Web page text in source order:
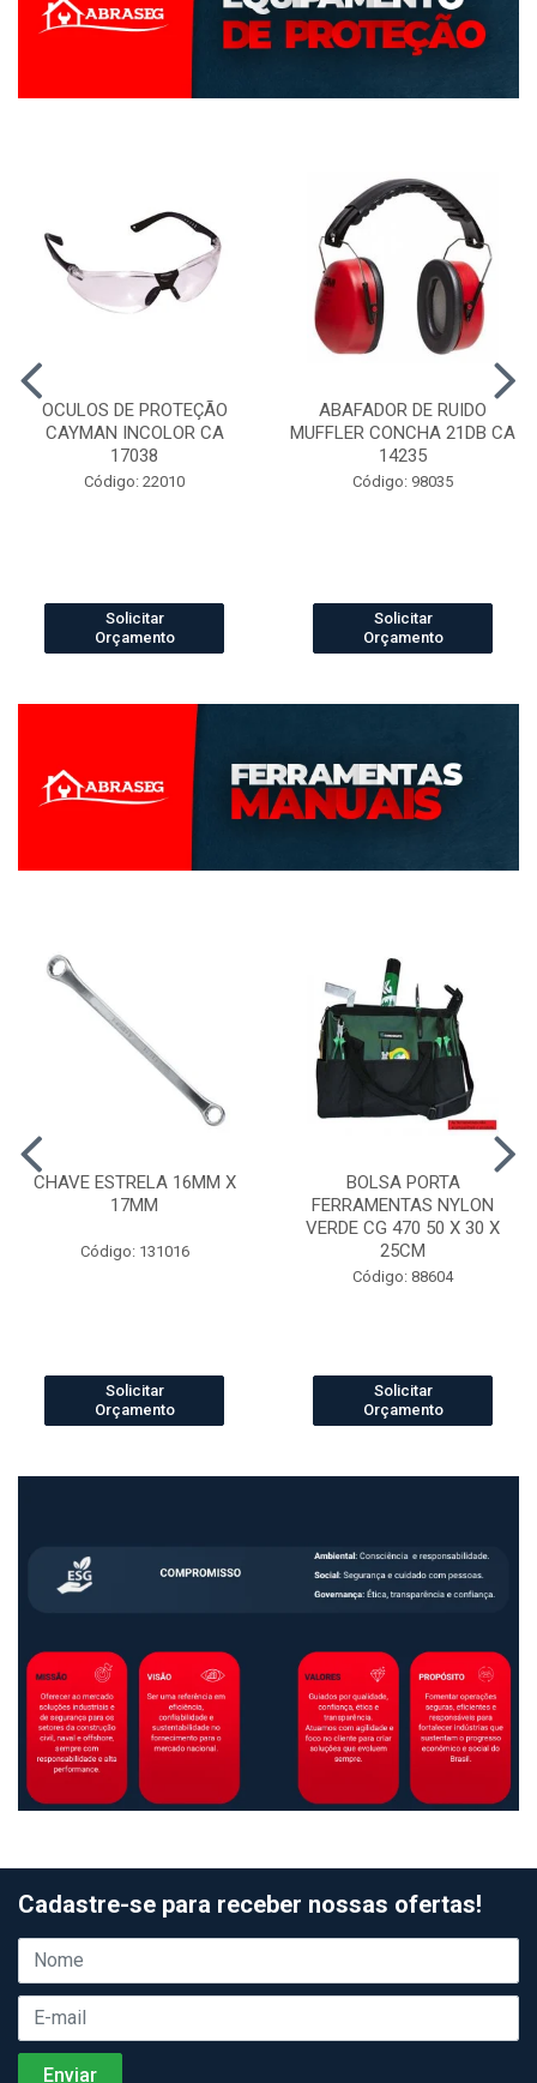
OCULOS DE PROTEÇÃO
CAYMAN INCOLOR CA
17038
Código: 22010
Solicitar
Orçamento
ABAFADOR DE RUIDO
MUFFLER CONCHA 21DB CA
14235
Código: 98035
Solicitar
Orçamento
CHAVE ESTRELA 16MM X
17MM
Código: 131016
Solicitar
Orçamento
BOLSA PORTA
FERRAMENTAS NYLON
VERDE CG 470 50 X 30 X
25CM
Código: 88604
Solicitar
Orçamento
Cadastre-se para receber nossas ofertas!